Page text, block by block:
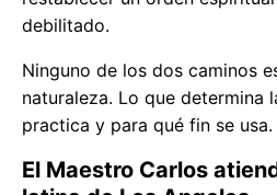
debilitado.
Ninguno de los dos caminos
naturaleza. Lo que determina
practica y para qué fin se usa.
El Maestro Carlos